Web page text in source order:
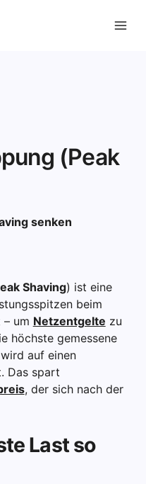
(Peak
senken
Shaving) ist eine
beim
um Netzentgelte zu
höchste gemessene
auf einen
Das spart
, der sich nach der
Last so